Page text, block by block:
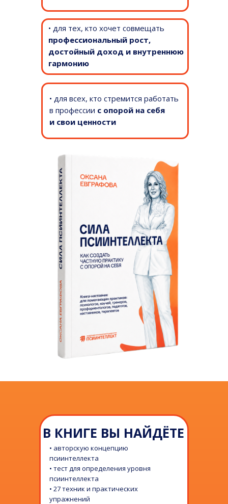
• для всех, кто стремится работать
в профессии с опорой на себя
и свои ценности
• для тех, кто хочет совмещать
профессиональный рост,
достойный доход и внутреннюю
гармонию
В КНИГЕ ВЫ НАЙДЁТЕ
• авторскую концепцию
псиинтеллекта
• тест для определения уровня
псиинтеллекта
• 27 техник и практических
упражнений